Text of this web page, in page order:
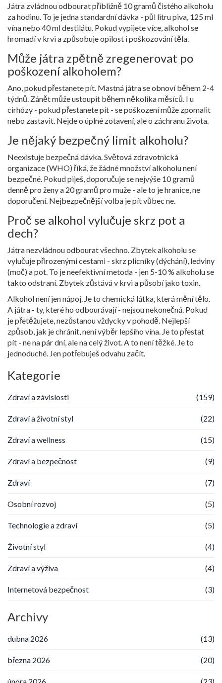
Játra zvládnou odbourat přibližně 10 gramů čistého alkoholu
za hodinu. To je jedna standardní dávka - půl litru piva, 125 ml
vína nebo 40 ml destilátu. Pokud vypijete více, alkohol se
hromadí v krvi a způsobuje opilost i poškozování těla.
Může játra zpětně zregenerovat po
poškození alkoholem?
Ano, pokud přestanete pít. Mastná játra se obnoví během 2-4
týdnů. Zánět může ustoupit během několika měsíců. I u
cirhózy - pokud přestanete pít - se poškození může zpomalit
nebo zastavit. Nejde o úplné zotavení, ale o záchranu života.
Je nějaký bezpečný limit alkoholu?
Neexistuje bezpečná dávka. Světová zdravotnická
organizace (WHO) říká, že žádné množství alkoholu není
bezpečné. Pokud piješ, doporučuje se nejvýše 10 gramů
denně pro ženy a 20 gramů pro muže - ale to je hranice, ne
doporučení. Nejbezpečnější volba je pít vůbec ne.
Proč se alkohol vylučuje skrz pot a
dech?
Játra nezvládnou odbourat všechno. Zbytek alkoholu se
vylučuje přirozenými cestami - skrz plicníky (dýchání), ledviny
(moč) a pot. To je neefektivní metoda - jen 5-10 % alkoholu se
takto odstraní. Zbytek zůstává v krvi a působí jako toxin.
Alkohol není jen nápoj. Je to chemická látka, která mění tělo.
A játra - ty, které ho odbourávají - nejsou nekonečná. Pokud
je přetěžujete, nezůstanou vždycky v pohodě. Nejlepší
způsob, jak je chránit, není výběr lepšího vína. Je to přestat
pít - ne na pár dní, ale na celý život. A to není těžké. Je to
jednoduché. Jen potřebuješ odvahu začít.
Kategorie
Zdraví a závislosti (159)
Zdraví a životní styl (22)
Zdraví a wellness (15)
Zdraví a bezpečnost (9)
Zdraví (7)
Osobní rozvoj (5)
Technologie a zdraví (5)
Životní styl (4)
Zdraví a výživa (4)
Internetová bezpečnost (3)
Archivy
dubna 2026 (13)
března 2026 (20)